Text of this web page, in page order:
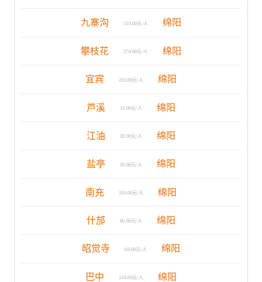
九寨沟 150.00元/人 绵阳
攀枝花 270.00元/人 绵阳
宜宾 220.00元/人 绵阳
芦溪 15.00元/人 绵阳
江油 20.00元/人 绵阳
盐亭 30.00元/人 绵阳
南充 100.00元/人 绵阳
什邡 60.00元/人 绵阳
昭觉寺 60.00元/人 绵阳
巴中 120.00元/人 绵阳